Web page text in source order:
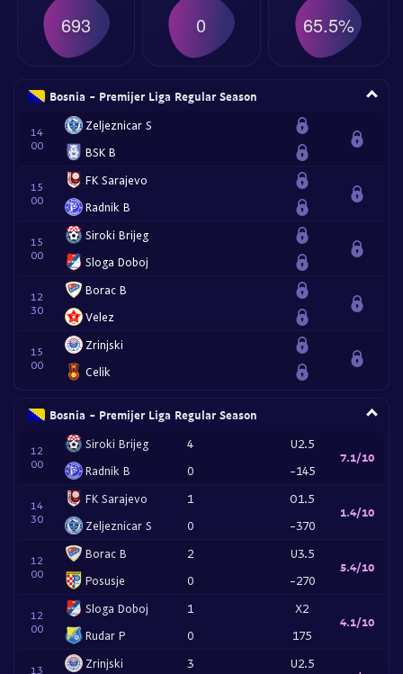
693 0 65.5%
Bosnia - Premijer Liga Regular Season
14
00
Zeljeznicar S
BSK B
15
00
FK Sarajevo
Radnik B
15
00
Siroki Brijeg
Sloga Doboj
12
30
Borac B
Velez
15
00
Zrinjski
Celik
Bosnia - Premijer Liga Regular Season
12
00
Siroki Brijeg
Radnik B
4
0
U2.5
-145
7.1/10
14
30
FK Sarajevo
Zeljeznicar S
1
0
O1.5
-370
1.4/10
12
00
Borac B
Posusje
2
0
U3.5
-270
5.4/10
12
00
Sloga Doboj
Rudar P
1
0
X2
175
4.1/10
13 Zrinjski 3
U2.5